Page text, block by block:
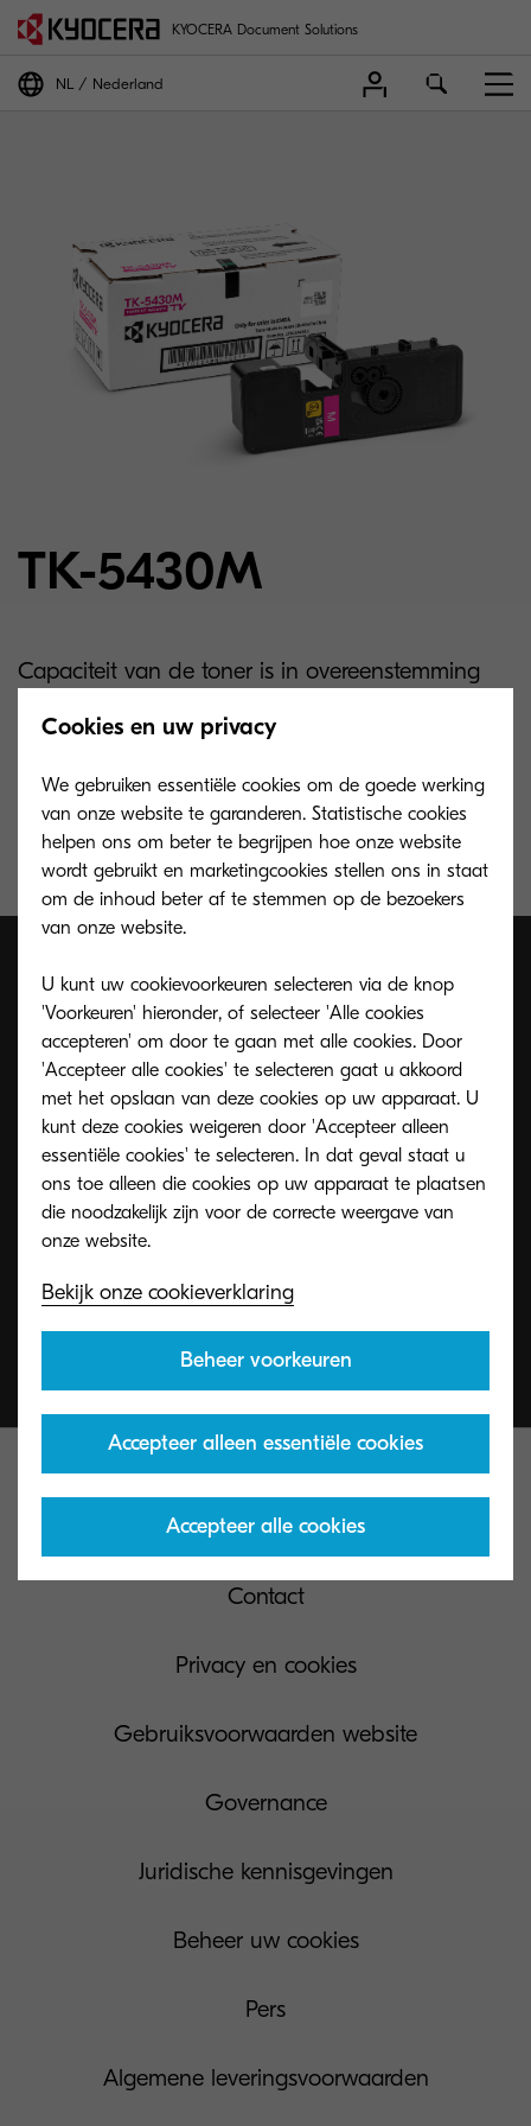
KYOCERA Document Solutions
NL Nederland
TK-5430M
Capaciteit van de toner is in overeenstemming
is voor 1.250 pagina’s A4 en de starttoner voor
1.500 pagina’s A4.
Toner recycling programma
Met het tonerrecyclageprogramma van KYOCERA
kunnen organisaties toners op verschillende
manieren retourneren.
Ontdek meer
Contact
Privacy en cookies
Gebruiksvoorwaarden website
Governance
Juridische kennisgevingen
Beheer uw cookies
Pers
Algemene leveringsvoorwaarden
Cookies en uw privacy
We gebruiken essentiële cookies om de goede werking
van onze website te garanderen. Statistische cookies
helpen ons om beter te begrijpen hoe onze website
wordt gebruikt en marketingcookies stellen ons in staat
om de inhoud beter af te stemmen op de bezoekers
van onze website.
U kunt uw cookievoorkeuren selecteren via de knop
'Voorkeuren' hieronder, of selecteer 'Alle cookies
accepteren' om door te gaan met alle cookies. Door
'Accepteer alle cookies' te selecteren gaat u akkoord
met het opslaan van deze cookies op uw apparaat. U
kunt deze cookies weigeren door 'Accepteer alleen
essentiële cookies' te selecteren. In dat geval staat u
ons toe alleen die cookies op uw apparaat te plaatsen
die noodzakelijk zijn voor de correcte weergave van
Bekijk onze cookieverklaring
Beheer voorkeuren
Accepteer alleen essentiële cookies
Accepteer alle cookies